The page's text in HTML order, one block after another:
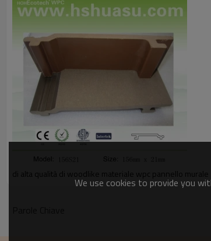
di alta qualità di woodlike materiale wpc pannello murale
We use cookies to provide you